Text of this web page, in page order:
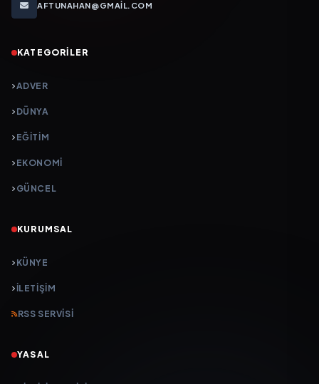
AFTUNAHAN@GMAIL.COM
KATEGORILER
ADVER
DÜNYA
EĞİTİM
EKONOMİ
GÜNCEL
KURUMSAL
KÜNYE
İLETIŞIM
RSS SERVISI
YASAL